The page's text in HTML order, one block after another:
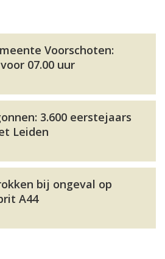
Voorschoten:
07.00 uur
3.600 eerstejaars
Leiden
bij ongeval op
A44